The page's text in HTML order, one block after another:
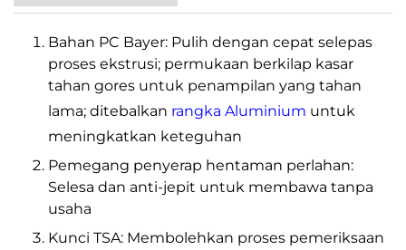
Bahan PC Bayer: Pulih dengan cepat selepas
proses ekstrusi; permukaan berkilap kasar
tahan gores untuk penampilan yang tahan
lama; ditebalkan rangka Aluminium untuk
meningkatkan keteguhan
Pemegang penyerap hentaman perlahan:
Selesa dan anti-jepit untuk membawa tanpa
usaha
Kunci TSA: Membolehkan proses pemeriksaan